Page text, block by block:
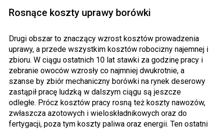
Rosnące koszty uprawy borówki
Drugi obszar to znaczący wzrost kosztów prowadzenia
uprawy, a przede wszystkim kosztów robocizny najemnej i
zbioru. W ciągu ostatnich 10 lat stawki za godzinę pracy i
zebranie owoców wzrosły co najmniej dwukrotnie, a
szanse by zbiór mechaniczny borówki na rynek deserowy
zastąpił pracę ludzką w dalszym ciągu są jeszcze
odległe. Prócz kosztów pracy rosną też koszty nawozów,
zwłaszcza azotowych i wieloskładnikowych oraz do
fertygacji, poza tym koszty paliwa oraz energii. Ten ostatni